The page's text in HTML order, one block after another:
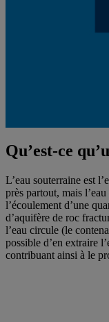
Qu’est-ce
L’eau souterraine est
près partout, mais
l’écoulement d’une
d’aquifère de roc
l’eau circule (le
possible d’en extraire
contribuant ainsi à le